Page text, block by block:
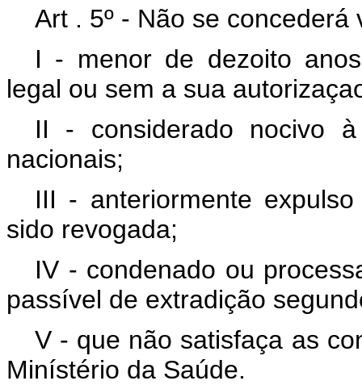
Art . 5º - Não se
I - menor de dezoito
legal ou sem a sua
II - considerado nocivo
nacionais;
III - anteriormente
sido revogada;
IV - condenado ou
passível de extradição
V - que não satisfaça as
Minístério da Saúde.